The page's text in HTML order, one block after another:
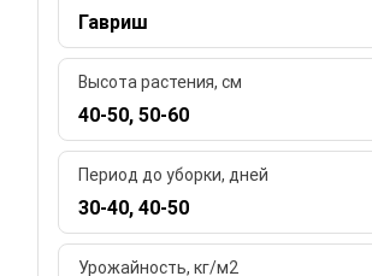
Гавриш
Высота растения, см
40-50, 50-60
Период до уборки, дней
30-40, 40-50
Урожайность, кг/м2